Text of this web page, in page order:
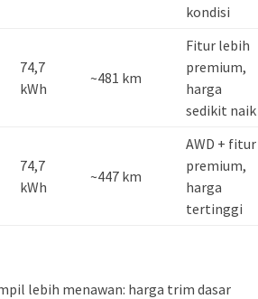
kondisi
74,7
kWh
~481 km
Fitur lebih
premium,
harga
sedikit naik
74,7
kWh
~447 km
AWD + fitur
premium,
harga
tertinggi
lebih menawan: harga trim dasar